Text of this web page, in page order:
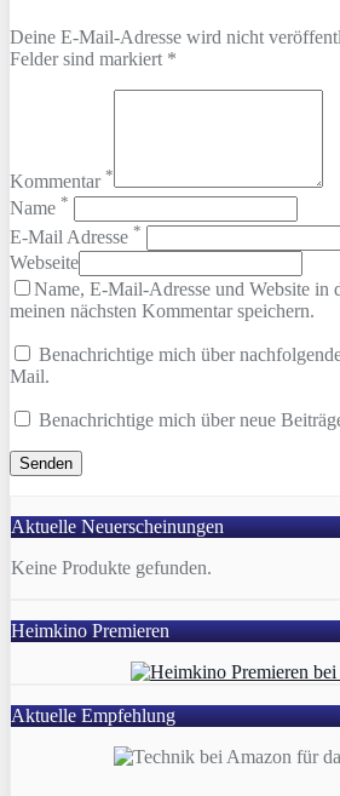
Deine E-Mail-Adresse wird nicht
Felder sind markiert *
Kommentar *
Name *
E-Mail Adresse *
Webseite
Name, E-Mail-Adresse und Website in
meinen nächsten Kommentar speichern.
Benachrichtige mich über
Mail.
Benachrichtige mich über neue
Aktuelle Neuerscheinungen
Keine Produkte gefunden.
Heimkino Premieren
Aktuelle Empfehlung